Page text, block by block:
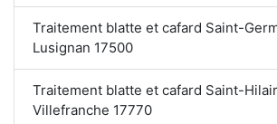
Traitement blatte et cafard Saint-
Lusignan 17500
Traitement blatte et cafard Saint-
Villefranche 17770